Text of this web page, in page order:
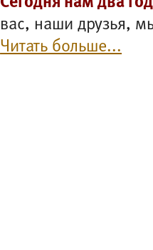
вас, наши друзья,
Читать больше...